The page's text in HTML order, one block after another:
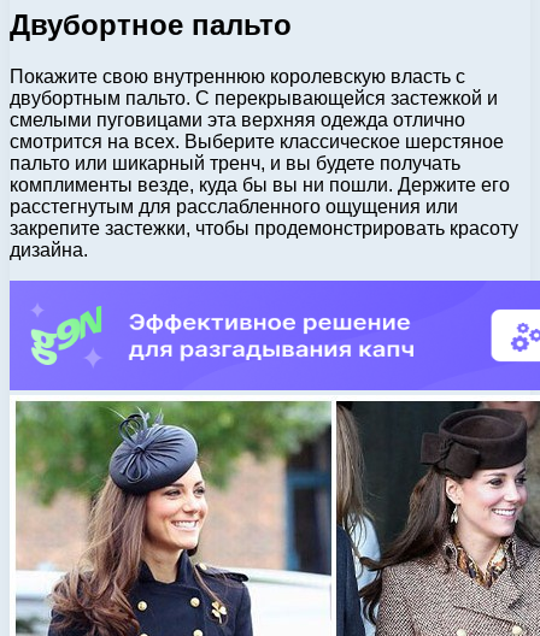
Двубортное пальто
Покажите свою внутреннюю королевскую власть с
двубортным пальто. С перекрывающейся застежкой и
смелыми пуговицами эта верхняя одежда отлично
смотрится на всех. Выберите классическое шерстяное
пальто или шикарный тренч, и вы будете получать
комплименты везде, куда бы вы ни пошли. Держите его
расстегнутым для расслабленного ощущения или
закрепите застежки, чтобы продемонстрировать красоту
дизайна.